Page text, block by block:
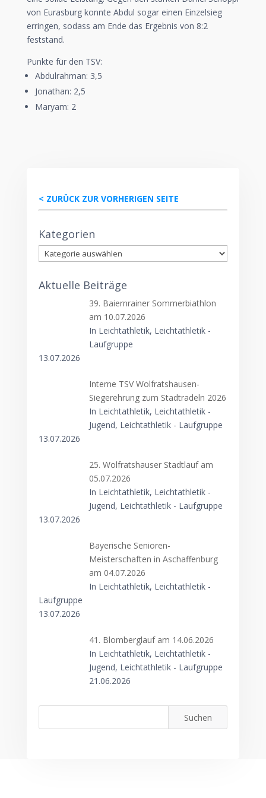
von Eurasburg konnte Abdul sogar einen Einzelsieg
erringen, sodass am Ende das Ergebnis von 8:2
feststand.
Punkte für den TSV:
Abdulrahman: 3,5
Jonathan: 2,5
Maryam: 2
< ZURÜCK ZUR VORHERIGEN SEITE
Kategorien
Kategorien
Aktuelle Beiträge
39. Baiernrainer Sommerbiathlon
am 10.07.2026
In Leichtathletik, Leichtathletik -
Laufgruppe
13.07.2026
Interne TSV Wolfratshausen-
Siegerehrung zum Stadtradeln 2026
In Leichtathletik, Leichtathletik -
Jugend, Leichtathletik - Laufgruppe
13.07.2026
25. Wolfratshauser Stadtlauf am
05.07.2026
In Leichtathletik, Leichtathletik -
Jugend, Leichtathletik - Laufgruppe
13.07.2026
Bayerische Senioren-
Meisterschaften in Aschaffenburg
am 04.07.2026
In Leichtathletik, Leichtathletik -
Laufgruppe
13.07.2026
41. Blomberglauf am 14.06.2026
In Leichtathletik, Leichtathletik -
Jugend, Leichtathletik - Laufgruppe
21.06.2026